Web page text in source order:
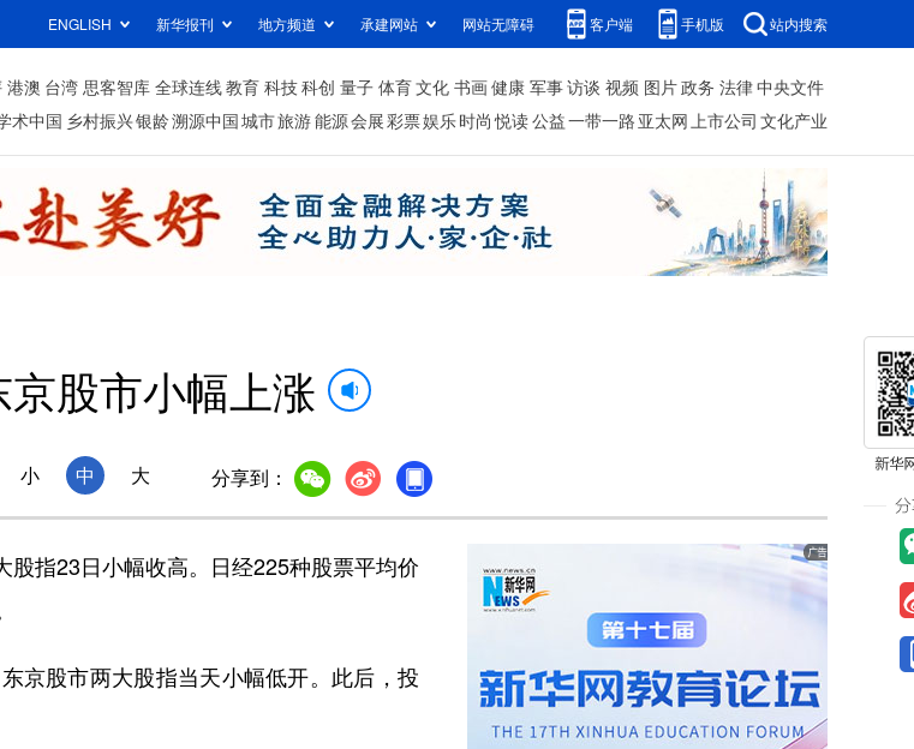
ENGLISH 新华报刊 地方频道 承建网站 网站无障碍 客户端 手机版 站内搜索
港澳 台湾 思客智库 全球连线教育 科技科创 量子 体育文化 书画健康 军事访谈 视频 图片政务 法律中央文件
术中国 乡村振兴银龄溯源中国城市旅游能源会展彩票娱乐时尚 悦读公益一带一路 亚太网上市公司 文化产业
京股市小幅上涨
小 中 大 分享到：
指23日小幅收高。日经225种股票平均价
股市两大股指当天小幅低开。此后，投